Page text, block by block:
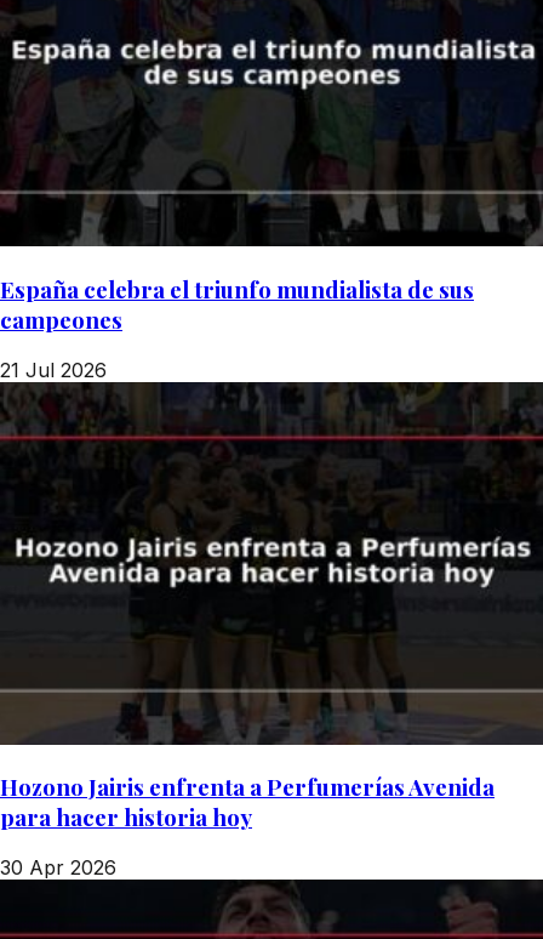
España celebra el triunfo mundialista de sus
campeones
21 Jul 2026
Hozono Jairis enfrenta a Perfumerías Avenida
para hacer historia hoy
30 Apr 2026